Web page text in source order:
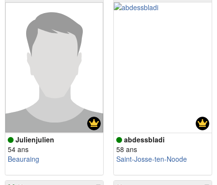
Julienjulien
54 ans
Beauraing
abdessbladi
58 ans
Saint-Josse-ten-Noode